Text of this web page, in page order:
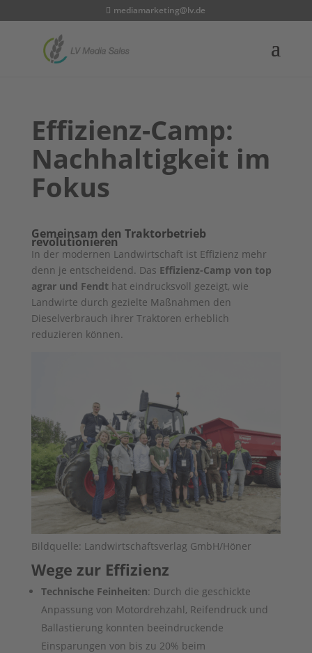
mediamarketing@lv.de
Effizienz-Camp:
Nachhaltigkeit im
Fokus
Gemeinsam den Traktorbetrieb
revolutionieren
In der modernen Landwirtschaft ist Effizienz mehr
denn je entscheidend. Das Effizienz-Camp von top
agrar und Fendthat eindrucksvoll gezeigt, wie
Landwirte durch gezielte Maßnahmen den
Dieselverbrauch ihrer Traktoren erheblich
reduzieren können.
Bildquelle: Landwirtschaftsverlag GmbH/Höner
Wege zur Effizienz
Technische Feinheiten: Durch die geschickte
Anpassung von Motordrehzahl, Reifendruck und
Ballastierung konnten beeindruckende
Einsparungen von bis zu 20% beim